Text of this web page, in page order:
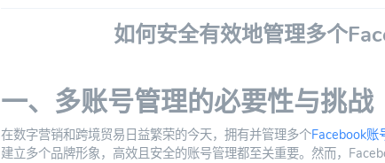
如何安全有效地管理多个
一、多账号管理的必要性与挑战
在数字营销和跨境贸易日益繁荣的今天，拥有并管理多个Facebook账
建立多个品牌形象，高效且安全的账号管理都至关重要。然而，